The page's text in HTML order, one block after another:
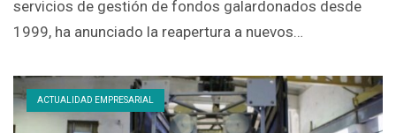
servicios de gestión de fondos galardonados desde
1999, ha anunciado la reapertura a nuevos…
ACTUALIDAD EMPRESARIAL